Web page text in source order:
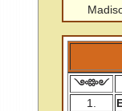
༺༻
1.